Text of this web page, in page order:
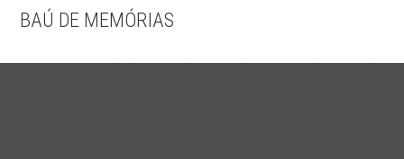
BAÚ DE MEMÓRIAS